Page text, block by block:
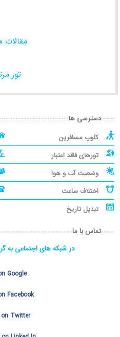
مقالات
تور
دسترسی ها
کلوپ مسافرین
تورهای فاقد اعتبار
وضعیت آب و هوا
اختلاف ساعت
تبدیل تاریخ
تماس با ما
در شبکه های اجتماعی به
Google
Facebook
Twitter